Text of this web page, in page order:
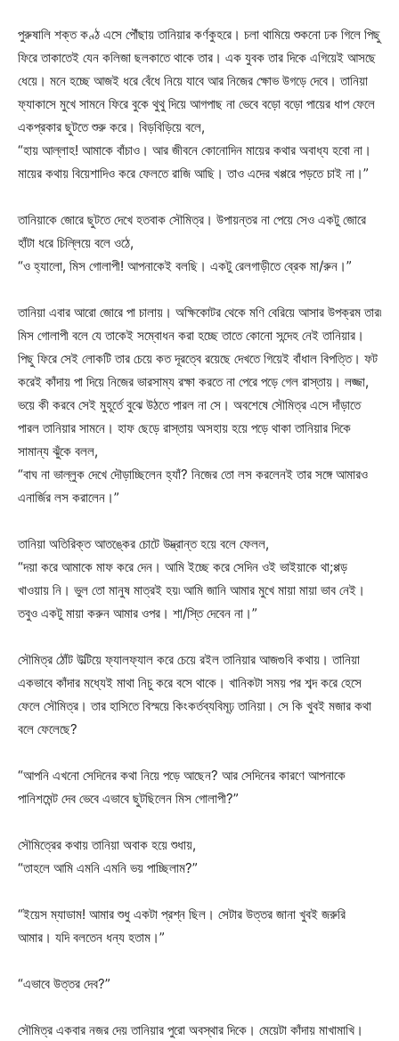
পুরুষালি শক্ত কণ্ঠ এসে পৌঁছায় তানিয়ার কর্ণকুহরে। চলা থামিয়ে শুকনো ঢক গিলে পিছু
ফিরে তাকাতেই যেন কলিজা ছলকাতে থাকে তার। এক যুবক তার দিকে এগিয়েই আসছে
ধেয়ে। মনে হচ্ছে আজই ধরে বেঁধে নিয়ে যাবে আর নিজের ক্ষোভ উগড়ে দেবে। তানিয়া
ফ্যাকাসে মুখে সামনে ফিরে বুকে থুথু দিয়ে আগপাছ না ভেবে বড়ো বড়ো পায়ের ধাপ ফেলে
একপ্রকার ছুটতে শুরু করে। বিড়বিড়িয়ে বলে,
“হায় আল্লাহ! আমাকে বাঁচাও। আর জীবনে কোনোদিন মায়ের কথার অবাধ্য হবো না।
মায়ের কথায় বিয়েশাদিও করে ফেলতে রাজি আছি। তাও এদের খপ্পরে পড়তে চাই না।”
তানিয়াকে জোরে ছুটতে দেখে হতবাক সৌমিত্র। উপায়ন্তর না পেয়ে সেও একটু জোরে
হাঁটা ধরে চিল্লিয়ে বলে ওঠে,
“ও হ্যালো, মিস গোলাপী! আপনাকেই বলছি। একটু রেলগাড়ীতে ব্রেক মা/রুন।”
তানিয়া এবার আরো জোরে পা চালায়। অক্ষিকোটর থেকে মণি বেরিয়ে আসার উপক্রম তার৷
মিস গোলাপী বলে যে তাকেই সম্বোধন করা হচ্ছে তাতে কোনো সন্দেহ নেই তানিয়ার।
পিছু ফিরে সেই লোকটি তার চেয়ে কত দূরত্বে রয়েছে দেখতে গিয়েই বাঁধাল বিপত্তি। ফট
করেই কাঁদায় পা দিয়ে নিজের ভারসাম্য রক্ষা করতে না পেরে পড়ে গেল রাস্তায়। লজ্জা,
ভয়ে কী করবে সেই মুহূর্তে বুঝে উঠতে পারল না সে। অবশেষে সৌমিত্র এসে দাঁড়াতে
পারল তানিয়ার সামনে। হাফ ছেড়ে রাস্তায় অসহায় হয়ে পড়ে থাকা তানিয়ার দিকে
সামান্য ঝুঁকে বলল,
“বাঘ না ভাল্লুক দেখে দৌড়াচ্ছিলেন হ্যাঁ? নিজের তো লস করলেনই তার সঙ্গে আমারও
এনার্জির লস করালেন।”
তানিয়া অতিরিক্ত আতঙ্কের চোটে উদ্ভ্রান্ত হয়ে বলে ফেলল,
“দয়া করে আমাকে মাফ করে দেন। আমি ইচ্ছে করে সেদিন ওই ভাইয়াকে থা;প্পড়
খাওয়ায় নি। ভুল তো মানুষ মাত্রই হয়৷ আমি জানি আমার মুখে মায়া মায়া ভাব নেই।
তবুও একটু মায়া করুন আমার ওপর। শা/স্তি দেবেন না।”
সৌমিত্র ঠোঁট উল্টিয়ে ফ্যালফ্যাল করে চেয়ে রইল তানিয়ার আজগুবি কথায়। তানিয়া
একভাবে কাঁদার মধ্যেই মাথা নিচু করে বসে থাকে। খানিকটা সময় পর শব্দ করে হেসে
ফেলে সৌমিত্র। তার হাসিতে বিস্ময়ে কিংকর্তব্যবিমূঢ় তানিয়া। সে কি খুবই মজার কথা
বলে ফেলেছে?
“আপনি এখনো সেদিনের কথা নিয়ে পড়ে আছেন? আর সেদিনের কারণে আপনাকে
পানিশমেন্ট দেব ভেবে এভাবে ছুটছিলেন মিস গোলাপী?”
সৌমিত্রের কথায় তানিয়া অবাক হয়ে শুধায়,
“তাহলে আমি এমনি এমনি ভয় পাচ্ছিলাম?”
“ইয়েস ম্যাডাম! আমার শুধু একটা প্রশ্ন ছিল। সেটার উত্তর জানা খুবই জরুরি
আমার। যদি বলতেন ধন্য হতাম।”
“এভাবে উত্তর দেব?”
সৌমিত্র একবার নজর দেয় তানিয়ার পুরো অবস্থার দিকে। মেয়েটা কাঁদায় মাখামাখি।